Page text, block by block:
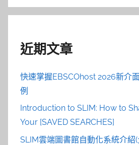
近期文章
快速掌握EBSCOhost 2026新介
例
Introduction to SLIM: How to
Your [SAVED SEARCHES]
SLIM雲端圖書館自動化系統介紹